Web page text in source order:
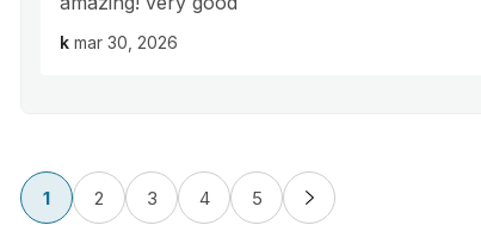
k mar 30, 2026
1 2 3 4 5